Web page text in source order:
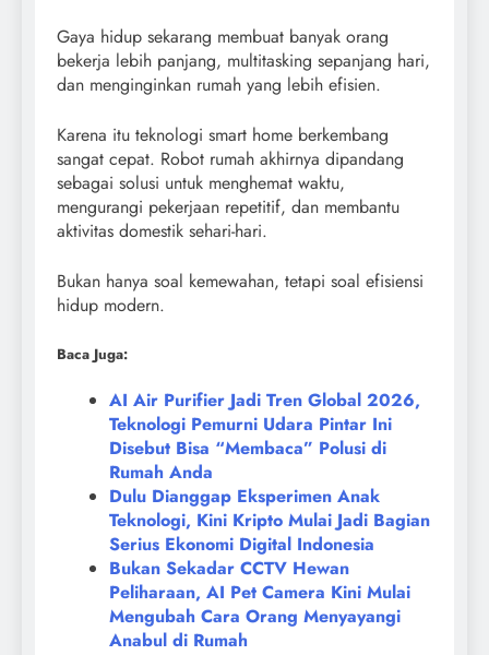
Gaya hidup sekarang membuat banyak orang
bekerja lebih panjang, multitasking sepanjang hari,
dan menginginkan rumah yang lebih efisien.
Karena itu teknologi smart home berkembang
sangat cepat. Robot rumah akhirnya dipandang
sebagai solusi untuk menghemat waktu,
mengurangi pekerjaan repetitif, dan membantu
aktivitas domestik sehari-hari.
Bukan hanya soal kemewahan, tetapi soal efisiensi
hidup modern.
Baca Juga:
AI Air Purifier Jadi Tren Global 2026,
Teknologi Pemurni Udara Pintar Ini
Disebut Bisa “Membaca” Polusi di
Rumah Anda
Dulu Dianggap Eksperimen Anak
Teknologi, Kini Kripto Mulai Jadi Bagian
Serius Ekonomi Digital Indonesia
Bukan Sekadar CCTV Hewan
Peliharaan, AI Pet Camera Kini Mulai
Mengubah Cara Orang Menyayangi
Anabul di Rumah